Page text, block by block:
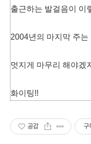
출근하는 발걸음이 이
2004년의 마지막 주
멋지게 마무리 해야겠
화이팅!!
공감 구